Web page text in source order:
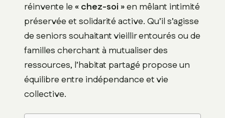
réinvente le« chez-soi »en mêlant intimité
préservée et solidarité active. Qu’il s’agisse
de seniors souhaitant vieillir entourés ou de
familles cherchant à mutualiser des
ressources, l’habitat partagé propose un
équilibre entre indépendance et vie
collective.